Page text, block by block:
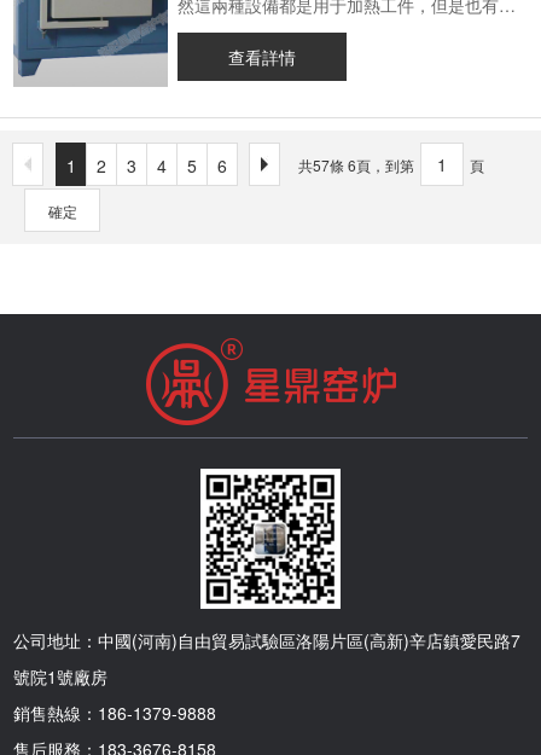
接線的位置。 以上便是高溫馬弗爐爐膛出
現裂縫的原因及修復辦法，希望對您有所幫
使用簡便、規格齊全、質量有保證，如有需要
歡迎致電咨詢。
零，并關掉總電源。清理臺車爐周邊的環境和
衛生狀況，并檢查爐體是否有無不正常的地
1、在臺車爐運行的過程中，操作人員不能
隨意離崗，應時刻關注臺車爐的工作狀態。
2、操作人員應熟知各開關盒按鍵的
內使用，工件與電加熱裝置及后壁應保持一定
的距離。 4、不允許有腐蝕性、易揮
發、爆炸性氣體的工件進入爐體進行加工處
理，否則會影響到加熱元件和耐火材料的使用
裝和經過大維修的電爐，要按規定進行烘爐，
然后進行試車，確保沒有任何問題，才能繼續
使用。 6、作業現場應保持整潔，無
任何雜物影響作業，作業結束后應清理爐體四
周。 7、嚴禁帶電操作，野蠻裝卸工
件，防止損壞工件和爐子。 8、在爐
元件相接觸，且與加熱元件之間的間距應該在
調功器在電源電壓過零時會使晶閘管
接通，因此，臺車爐負荷就能獲得完整的正弦
波。 如果在周期 Tc內導通周期的波
數是n，且各周波的循環是T，那么該調功器的
輸出功率是P= n×T×Pn/Tc，Pn是在設置時段
作規程提供參考標準。 1、 加熱工藝
標準：主要內容有物料的加熱溫度、加熱的均
勻性、加熱速度和加熱時間等。 2、
爐溫標準：指在爐膛的溫度分布，主要是爐溫
3、 爐壓標準壓力沿爐長（或根據爐型、燃燒
方式和操作方式的不同）分布的規律。
4、 供熱標準：指熱負荷沿爐長（隨著時
間）的比例分布（改變）。 綜上所
述，關于臺車爐的爐溫怎么控制？這一問題已
為大家解答完畢，希望對您有所幫助！洛陽星
的售后服務，如果您有相關需求，可以在網站
2.爐墻 高溫臺車爐的爐墻一
般選用厚鋼板，是由厚鋼板和槽鋼焊接而成，
容易損壞。 3.爐襯 爐襯要
選用全高純度的陶瓷纖維高壓模塊，同時使用
應用型鋼筋錨固，這樣可以保證高溫臺車爐高
在爐子一側通過手動機構或自動控制來完成。
5.爐口 車爐爐口一般是使用
電動式升降機雙滑軌全封閉的爐口，然后使用
高溫纖維材料密封爐口縫隙，使之完全密封。
使用前檢查 先檢查冷卻機，確認冷卻
機的面板上沒有亮起紅色的指示燈，如果紅色
的指示燈亮起，需從冷卻機后面進水口進水，
儲水槽水位可由冷卻機側面的左下角判斷，約
到90%左右就可以。之后檢查高溫機控制面板
上的電力控制選轉按鈕是否清零，若沒清零將
然這兩種設備都是用于加熱工件，但是也有一
些不同的作用，那么管式爐和馬弗爐的區別有
哪些呢，接下來星鼎小編就為大家帶來相關介
1、生產量不一樣：由于管式爐的爐徑
固定，所以其生產量相對較小；而馬弗爐的爐
膛大小是可以調整的，所以試驗或者生產的量
合，使得其能充分煅燒。 二、馬弗爐
的安裝使用 1、在馬弗爐設備到貨
后，先對設備進行檢查，查看設備配件是否齊
全，以免影響使用。 2、檢查設備配
爐的控制器要做好避震措施，且不能離熱源太
近。 3、熱電偶與馬弗爐連接時，需
要先確認好正負極，避免因為正負極接反影響
到設備使用。 4、馬弗爐需安裝專門
的電源開關，這樣更方便在使用的時候控制總
電源。 5、馬弗爐初次使用時，要先
查看詳情
1 2 3 4 5 6 共57條 6頁，到第 頁
確定
公司地址：中國(河南)自由貿易試驗區洛陽片區(高新)辛店鎮愛民路7
號院1號廠房
銷售熱線：186-1379-9888
售后服務：183-3676-8158